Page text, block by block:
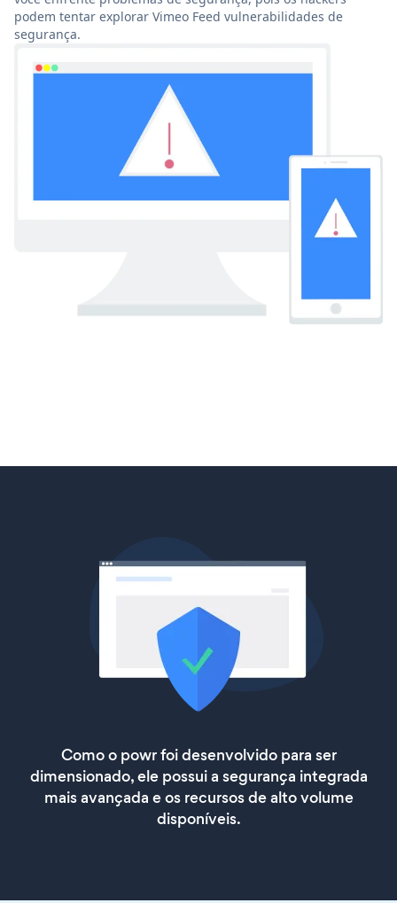
podem tentar explorar Vimeo Feed vulnerabilidades de
segurança.
Como o powr foi desenvolvido para ser
dimensionado, ele possui a segurança integrada
mais avançada e os recursos de alto volume
disponíveis.